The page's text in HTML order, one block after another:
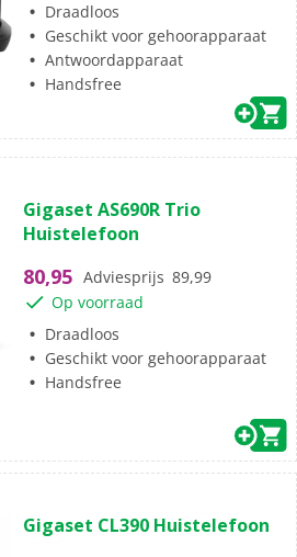
Draadloos
Geschikt voor gehoorapparaat
Antwoordapparaat
Handsfree
van
de
sterren.
Gigaset AS690R Trio
Huistelefoon
80,95 Adviesprijs 89,99
Op voorraad
Draadloos
Geschikt voor gehoorapparaat
Handsfree
van
Gigaset CL390 Huistelefoon